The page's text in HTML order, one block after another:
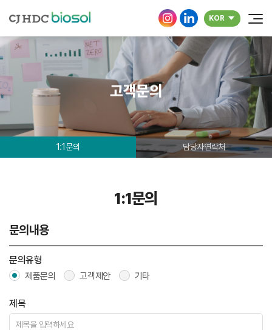
KOR
고객문의
1:1문의 담당자연락처
1:1문의
문의내용
문의유형
제품문의 고객제안 기타
제목